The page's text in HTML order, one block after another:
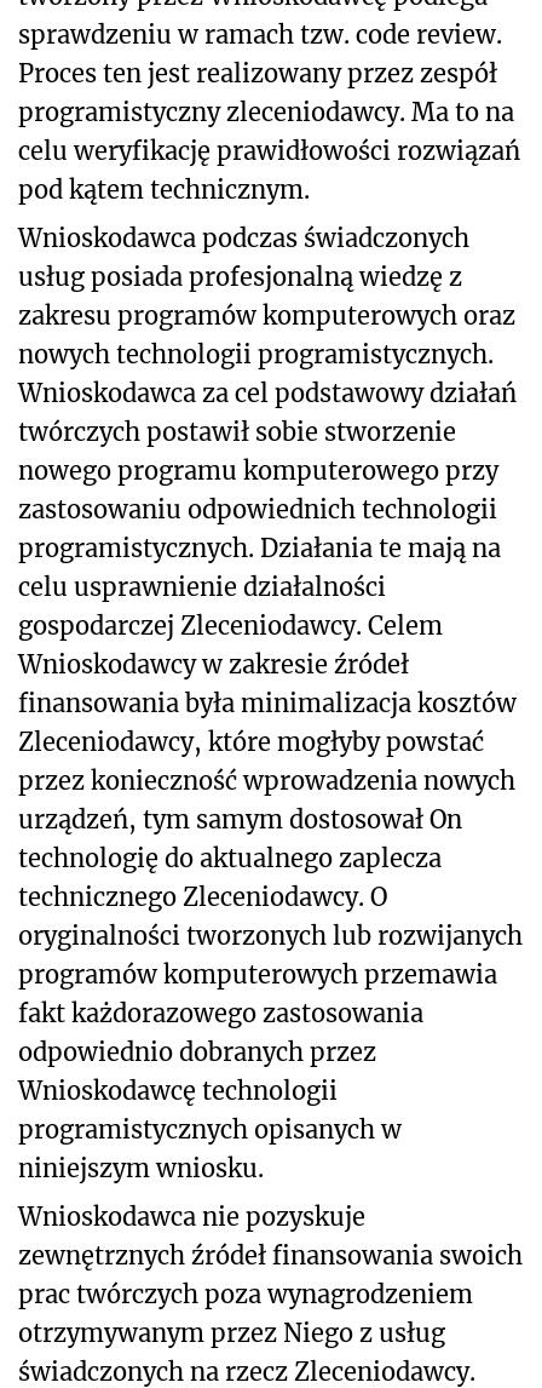
sprawdzeniu w ramach tzw. code review.
Proces ten jest realizowany przez zespół
programistyczny zleceniodawcy. Ma to na
celu weryfikację prawidłowości rozwiązań
pod kątem technicznym.
Wnioskodawca podczas świadczonych
usług posiada profesjonalną wiedzę z
zakresu programów komputerowych oraz
nowych technologii programistycznych.
Wnioskodawca za cel podstawowy działań
twórczych postawił sobie stworzenie
nowego programu komputerowego przy
zastosowaniu odpowiednich technologii
programistycznych. Działania te mają na
celu usprawnienie działalności
gospodarczej Zleceniodawcy. Celem
Wnioskodawcy w zakresie źródeł
finansowania była minimalizacja kosztów
Zleceniodawcy, które mogłyby powstać
przez konieczność wprowadzenia nowych
urządzeń, tym samym dostosował On
technologię do aktualnego zaplecza
technicznego Zleceniodawcy. O
oryginalności tworzonych lub rozwijanych
programów komputerowych przemawia
fakt każdorazowego zastosowania
odpowiednio dobranych przez
Wnioskodawcę technologii
programistycznych opisanych w
niniejszym wniosku.
Wnioskodawca nie pozyskuje
zewnętrznych źródeł finansowania swoich
prac twórczych poza wynagrodzeniem
otrzymywanym przez Niego z usług
świadczonych na rzecz Zleceniodawcy.